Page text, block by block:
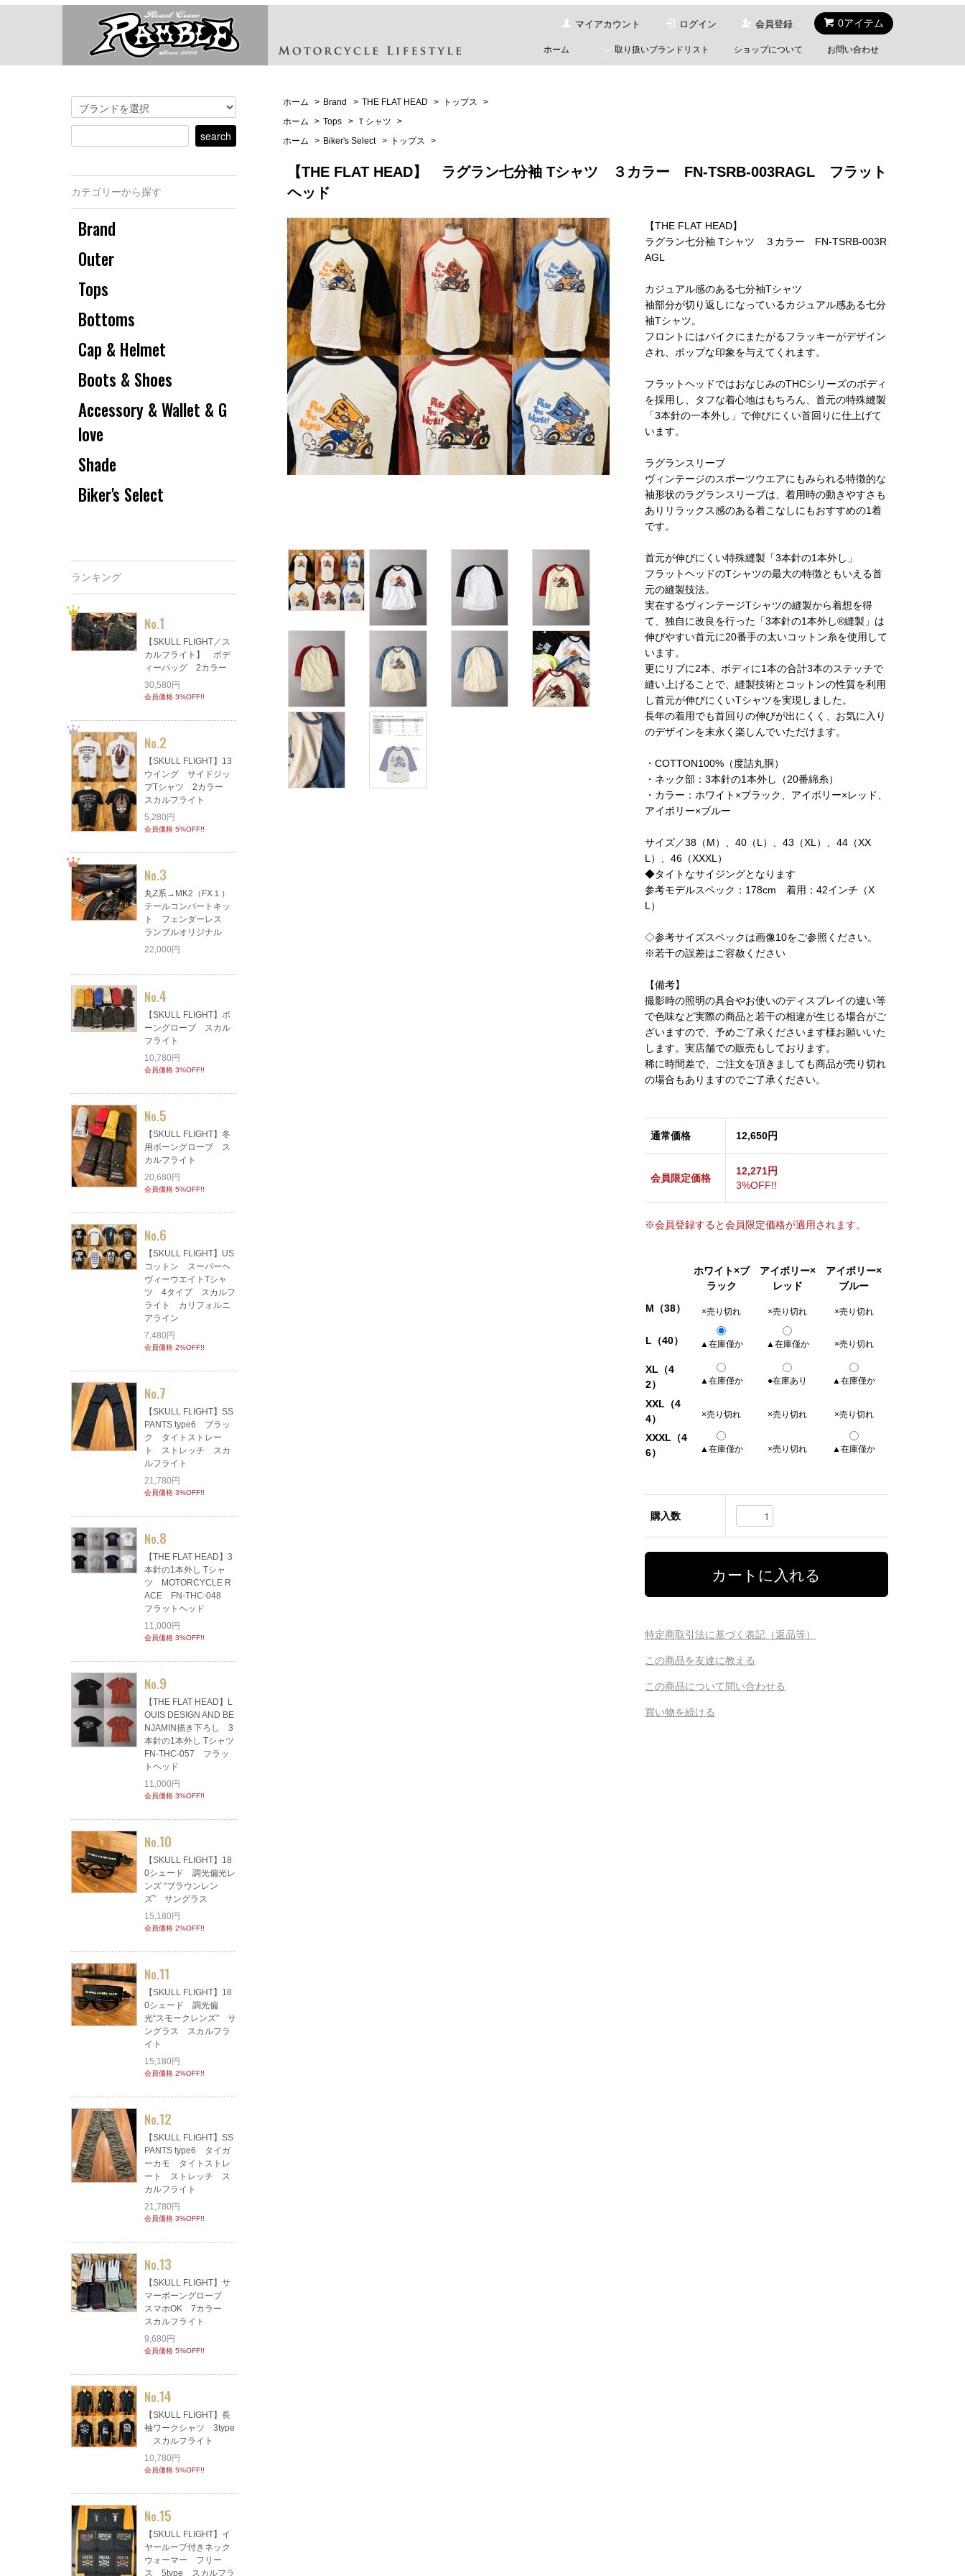
0アイテム
マイアカウント ログイン 会員登録
ホーム 取り扱いブランドリスト ショップについて お問い合わせ
ホーム > Brand > THE FLAT HEAD > トップス
>
ホーム
> Tops > Ｔシャツ
>
ホーム
> Biker's Select > トップス >
【THE FLAT HEAD】 ラグラン七分袖 Tシャツ ３カラー FN-TSRB-003RAGL フラット
ヘッド
【THE FLAT HEAD】
ラグラン七分袖 Tシャツ ３カラー FN-TSRB-003R
AGL
カジュアル感のある七分袖Tシャツ
袖部分が切り返しになっているカジュアル感ある七分
袖Tシャツ。
フロントにはバイクにまたがるフラッキーがデザイン
され、ポップな印象を与えてくれます。
フラットヘッドではおなじみのTHCシリーズのボディ
を採用し、タフな着心地はもちろん、首元の特殊縫製
「3本針の一本外し」で伸びにくい首回りに仕上げて
います。
ラグランスリーブ
ヴィンテージのスポーツウエアにもみられる特徴的な
袖形状のラグランスリーブは、着用時の動きやすさも
ありリラックス感のある着こなしにもおすすめの1着
です。
首元が伸びにくい特殊縫製「3本針の1本外し」
フラットヘッドのTシャツの最大の特徴ともいえる首
元の縫製技法。
実在するヴィンテージTシャツの縫製から着想を得
て、独自に改良を行った「3本針の1本外し®縫製」は
伸びやすい首元に20番手の太いコットン糸を使用して
います。
更にリブに2本、ボディに1本の合計3本のステッチで
縫い上げることで、縫製技術とコットンの性質を利用
し首元が伸びにくいTシャツを実現しました。
長年の着用でも首回りの伸びが出にくく、お気に入り
のデザインを末永く楽しんでいただけます。
・COTTON100%（度詰丸胴）
・ネック部：3本針の1本外し（20番綿糸）
・カラー：ホワイト×ブラック、アイボリー×レッド、
アイボリー×ブルー
サイズ／38（M）、40（L）、43（XL）、44（XX
L）、46（XXXL）
◆タイトなサイジングとなります
参考モデルスペック：178cm 着用：42インチ（X
L）
◇参考サイズスペックは画像10をご参照ください。
※若干の誤差はご容赦ください
【備考】
撮影時の照明の具合やお使いのディスプレイの違い等
で色味など実際の商品と若干の相違が生じる場合がご
ざいますので、予めご了承くださいます様お願いいた
します。実店舗での販売もしております。
稀に時間差で、ご注文を頂きましても商品が売り切れ
の場合もありますのでご了承ください。
通常価格 12,650円
会員限定価格
12,271円
3%OFF!!
※会員登録すると会員限定価格が適用されます。
ホワイト×ブ
ラック
アイボリー×
レッド
アイボリー×
ブルー
M（38）
×売り切れ ×売り切れ ×売り切れ
L（40） ▲在庫僅か ▲在庫僅か ×売り切れ
XL（4
2）
▲在庫僅か ●在庫あり ▲在庫僅か
XXL（4
4）
×売り切れ ×売り切れ ×売り切れ
XXXL（4
6）
▲在庫僅か ×売り切れ ▲在庫僅か
購入数
特定商取引法に基づく表記（返品等）
この商品を友達に教える
この商品について問い合わせる
買い物を続ける
カテゴリーから探す
Brand
Outer
Tops
Bottoms
Cap & Helmet
Boots & Shoes
Accessory & Wallet & G
love
Shade
Biker's Select
ランキング
No.1
【SKULL FLIGHT／ス
カルフライト】 ボデ
ィーバッグ 2カラー
30,580円
会員価格 3%OFF!!
No.2
【SKULL FLIGHT】13
ウイング サイドジッ
プTシャツ 2カラー
スカルフライト
5,280円
会員価格 5%OFF!!
No.3
丸Z系→MK2（FX１）
テールコンバートキッ
ト フェンダーレス
ランブルオリジナル
22,000円
No.4
【SKULL FLIGHT】ボ
ーングローブ スカル
フライト
10,780円
会員価格 3%OFF!!
No.5
【SKULL FLIGHT】冬
用ボーングローブ ス
カルフライト
20,680円
会員価格 5%OFF!!
No.6
【SKULL FLIGHT】US
コットン スーパーヘ
ヴィーウエイトTシャ
ツ 4タイプ スカルフ
ライト カリフォルニ
アライン
7,480円
会員価格 2%OFF!!
No.7
【SKULL FLIGHT】SS
PANTS type6 ブラッ
ク タイトストレー
ト ストレッチ スカ
ルフライト
21,780円
会員価格 3%OFF!!
No.8
【THE FLAT HEAD】3
本針の1本外し Tシャ
ツ MOTORCYCLE R
ACE FN-THC-048
フラットヘッド
11,000円
会員価格 3%OFF!!
No.9
【THE FLAT HEAD】L
OUIS DESIGN AND BE
NJAMIN描き下ろし 3
本針の1本外し Tシャツ
FN-THC-057 フラッ
トヘッド
11,000円
会員価格 3%OFF!!
No.10
【SKULL FLIGHT】18
0シェード 調光偏光レ
ンズ “ブラウンレン
ズ” サングラス
15,180円
会員価格 2%OFF!!
No.11
【SKULL FLIGHT】18
0シェード 調光偏
光“スモークレンズ” サ
ングラス スカルフラ
イト
15,180円
会員価格 2%OFF!!
No.12
【SKULL FLIGHT】SS
PANTS type6 タイガ
ーカモ タイトストレ
ート ストレッチ ス
カルフライト
21,780円
会員価格 3%OFF!!
No.13
【SKULL FLIGHT】サ
マーボーングローブ
スマホOK 7カラー
スカルフライト
9,680円
会員価格 5%OFF!!
No.14
【SKULL FLIGHT】長
袖ワークシャツ 3type
スカルフライト
10,780円
会員価格 5%OFF!!
No.15
【SKULL FLIGHT】イ
ヤーループ付きネック
ウォーマー フリー
ス 5type スカルフラ